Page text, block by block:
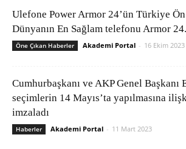
Ulefone Power Armor 24’ün Türkiye Ön
Dünyanın En Sağlam telefonu Armor
Öne Çıkan Haberler Akademi Portal - 16 Ekim 2023
Cumhurbaşkanı ve AKP Genel Başkanı
seçimlerin 14 Mayıs’ta yapılmasına
imzaladı
Haberler Akademi Portal - 11 Mart 2023